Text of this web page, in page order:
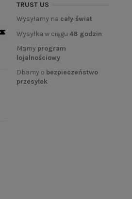
TRUST US
Wysyłamy na cały świat
Wysyłka w ciągu 48 godzin
Mamy program
lojalnościowy
Dbamy o bezpieczeństwo
przesyłek